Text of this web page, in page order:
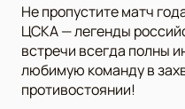
Не пропустите матч
ЦСКА — легенды
встречи всегда полны
любимую команду в
противостоянии!